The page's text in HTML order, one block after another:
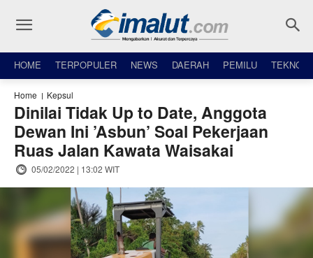
HOME TERPOPULER NEWS DAERAH PEMILU TEKNO
Home Kepsul
Dinilai Tidak Up to Date, Anggota
Dewan Ini ’Asbun’ Soal Pekerjaan
Ruas Jalan Kawata Waisakai
05/02/2022 | 13:02 WIT